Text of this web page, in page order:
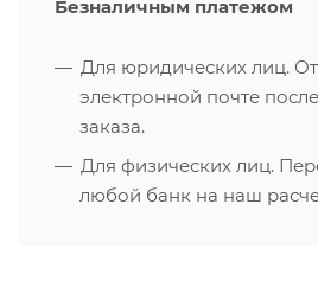
Безналичным платежом
Для юридических лиц.
электронной почте
заказа.
Для физических лиц.
любой банк на наш